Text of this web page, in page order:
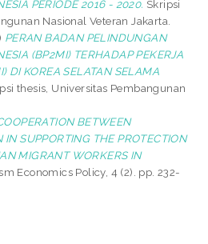
PERIODE 2016 - 2020. Skripsi
Nasional Veteran Jakarta.
PERAN BADAN PELINDUNGAN
(BP2MI) TERHADAP PEKERJA
DI KOREA SELATAN SELAMA
thesis, Universitas Pembangunan
BETWEEN
SUPPORTING THE PROTECTION
MIGRANT WORKERS IN
Economics Policy, 4 (2). pp. 232-